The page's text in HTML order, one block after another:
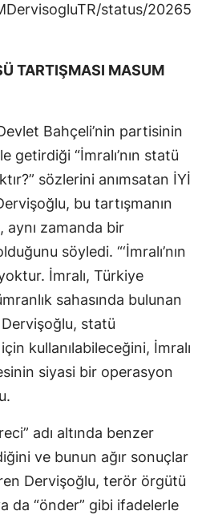
status/20265
TARTIŞMASI MASUM
Bahçeli’nin partisinin
getirdiği “İmralı’nın statü
sözlerini anımsatan İYİ
bu tartışmanın
aynı zamanda bir
söyledi. “‘İmralı’nın
İmralı, Türkiye
sahasında bulunan
statü
kullanılabileceğini, İmralı
siyasi bir operasyon
adı altında benzer
ve bunun ağır sonuçlar
Dervişoğlu, terör örgütü
da “önder” gibi ifadelerle